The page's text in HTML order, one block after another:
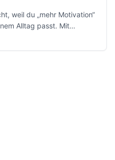
weil du „mehr Motivation“
Alltag passt. Mit